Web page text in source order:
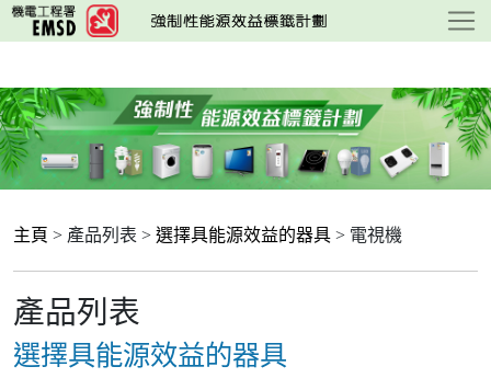
跳
至
要
內
容
主頁 > 產品列表 > 選擇具能源效益的器具 > 電視機
產品列表
選擇具能源效益的器具